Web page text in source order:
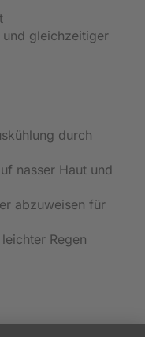
und gleichzeitiger
durch
nasser Haut und
abzuweisen für
Regen